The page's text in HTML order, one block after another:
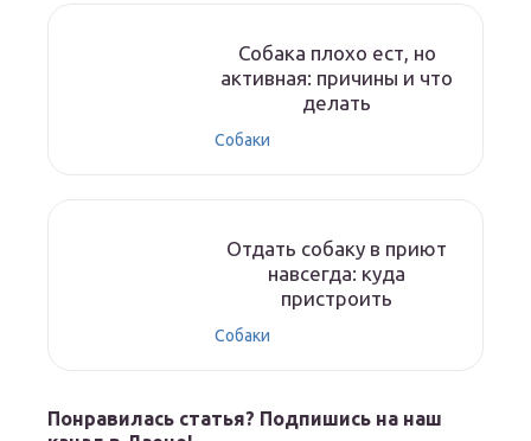
Собака плохо ест, но
активная: причины и что
делать
Собаки
Отдать собаку в приют
навсегда: куда
пристроить
Собаки
Понравилась статья? Подпишись на наш